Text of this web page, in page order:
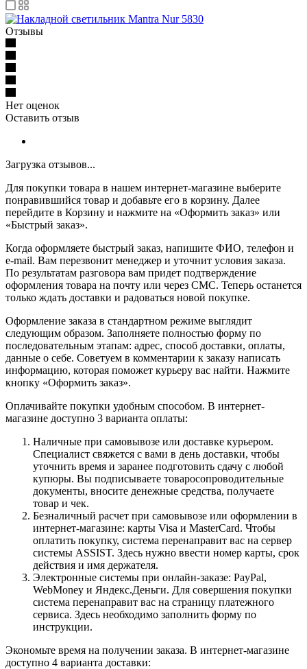
Отзывы
Нет оценок
Оставить отзыв
Загрузка отзывов...
Для покупки товара в нашем интернет-магазине выберите
понравившийся товар и добавьте его в корзину. Далее
перейдите в Корзину и нажмите на «Оформить заказ» или
«Быстрый заказ».
Когда оформляете быстрый заказ, напишите ФИО, телефон и
e-mail. Вам перезвонит менеджер и уточнит условия заказа.
По результатам разговора вам придет подтверждение
оформления товара на почту или через СМС. Теперь останется
только ждать доставки и радоваться новой покупке.
Оформление заказа в стандартном режиме выглядит
следующим образом. Заполняете полностью форму по
последовательным этапам: адрес, способ доставки, оплаты,
данные о себе. Советуем в комментарии к заказу написать
информацию, которая поможет курьеру вас найти. Нажмите
кнопку «Оформить заказ».
Оплачивайте покупки удобным способом. В интернет-
магазине доступно 3 варианта оплаты:
Наличные при самовывозе или доставке курьером.
Специалист свяжется с вами в день доставки, чтобы
уточнить время и заранее подготовить сдачу с любой
купюры. Вы подписываете товаросопроводительные
документы, вносите денежные средства, получаете
товар и чек.
Безналичный расчет при самовывозе или оформлении в
интернет-магазине: карты Visa и MasterCard. Чтобы
оплатить покупку, система перенаправит вас на сервер
системы ASSIST. Здесь нужно ввести номер карты, срок
действия и имя держателя.
Электронные системы при онлайн-заказе: PayPal,
WebMoney и Яндекс.Деньги. Для совершения покупки
система перенаправит вас на страницу платежного
сервиса. Здесь необходимо заполнить форму по
инструкции.
Экономьте время на получении заказа. В интернет-магазине
доступно 4 варианта доставки: